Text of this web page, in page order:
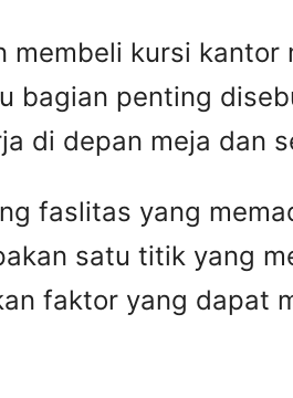
membeli kursi
bagian penting
di depan meja dan
faslitas yang
satu titik yang
faktor yang dapat